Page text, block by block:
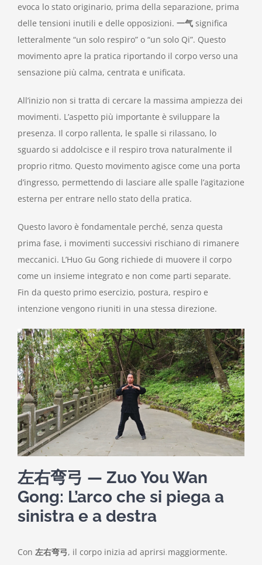
evoca lo stato originario, prima della separazione, prima
delle tensioni inutili e delle opposizioni. 一气significa
letteralmente “un solo respiro” o “un solo Qi”. Questo
movimento apre la pratica riportando il corpo verso una
sensazione più calma, centrata e unificata.
All’inizio non si tratta di cercare la massima ampiezza dei
movimenti. L’aspetto più importante è sviluppare la
presenza. Il corpo rallenta, le spalle si rilassano, lo
sguardo si addolcisce e il respiro trova naturalmente il
proprio ritmo. Questo movimento agisce come una porta
d’ingresso, permettendo di lasciare alle spalle l’agitazione
esterna per entrare nello stato della pratica.
Questo lavoro è fondamentale perché, senza questa
prima fase, i movimenti successivi rischiano di rimanere
meccanici. L’Huo Gu Gong richiede di muovere il corpo
come un insieme integrato e non come parti separate.
Fin da questo primo esercizio, postura, respiro e
intenzione vengono riuniti in una stessa direzione.
左右弯弓 — Zuo You Wan
Gong: L’arco che si piega a
sinistra e a destra
Con 左右弯弓, il corpo inizia ad aprirsi maggiormente.